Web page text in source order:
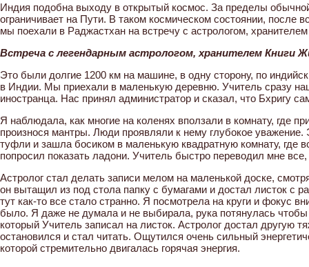
Индия подобна выходу в открытый космос. За пределы
ограничивает на Пути. В таком космическом состоянии, после
мы поехали в Раджастхан на встречу с астрологом,
Встреча с легендарным астрологом, хранителем Книги
Это были долгие 1200 км на машине, в одну сторону, по
в Индии. Мы приехали в маленькую деревню. Учитель сразу
иностранца. Нас принял администратор и сказал, что Бхригу
Я наблюдала, как многие на коленях вползали в комнату, где
произнося мантры. Люди проявляли к нему глубокое
туфли и зашла босиком в маленькую квадратную комнату, где
попросил показать ладони. Учитель быстро переводил мне все,
Астролог стал делать записи мелом на маленькой доске,
он вытащил из под стола папку с бумагами и достал листок с
тут как-то все стало странно. Я посмотрела на круги и фокус
было. Я даже не думала и не выбирала, рука потянулась
который Учитель записал на листок. Астролог достал другую
остановился и стал читать. Ощутился очень сильный
которой стремительно двигалась горячая энергия.